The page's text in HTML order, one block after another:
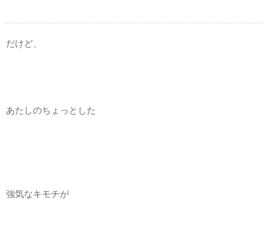
だけど、
あたしのちょっとした
強気なキモチが